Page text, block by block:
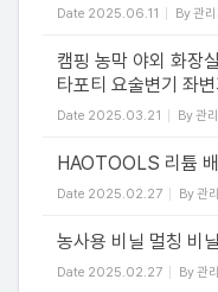
Date 2025.06.11 By관
캠핑 농막 야외 화장
타포티 요술변기 좌변
Date 2025.03.21 By관
HAOTOOLS 리튬
Date 2025.02.27 By관
농사용 비닐 멀칭 비닐
Date 2025.02.27 By관